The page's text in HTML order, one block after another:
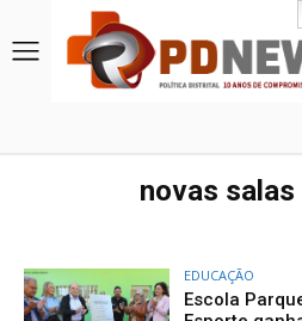
novas salas
EDUCAÇÃO
Escola